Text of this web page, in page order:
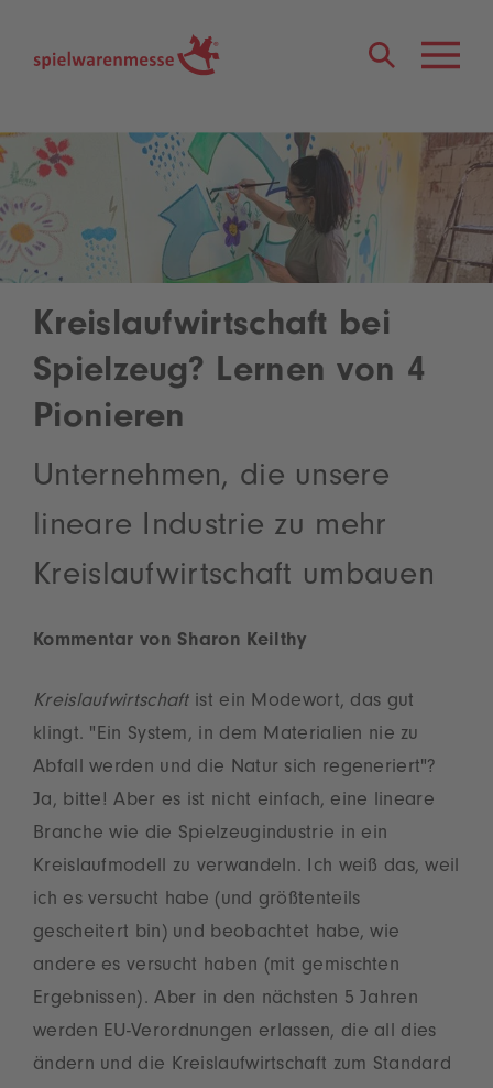
Kreislaufwirtschaft bei
Spielzeug? Lernen von 4
Pionieren
Unternehmen, die unsere
lineare Industrie zu mehr
Kreislaufwirtschaft umbauen
Kommentar von Sharon Keilthy
Kreislaufwirtschaftist ein Modewort, das gut
klingt. "Ein System, in dem Materialien nie zu
Abfall werden und die Natur sich regeneriert"?
Ja, bitte! Aber es ist nicht einfach, eine lineare
Branche wie die Spielzeugindustrie in ein
Kreislaufmodell zu verwandeln. Ich weiß das, weil
ich es versucht habe (und größtenteils
gescheitert bin) und beobachtet habe, wie
andere es versucht haben (mit gemischten
Ergebnissen). Aber in den nächsten 5 Jahren
werden EU-Verordnungen erlassen, die all dies
ändern und die Kreislaufwirtschaft zum Standard